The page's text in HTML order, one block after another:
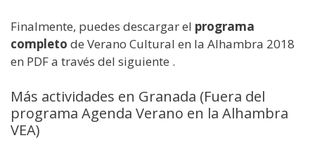
Finalmente, puedes descargar el programa
completo de Verano Cultural en la Alhambra 2018
en PDF a través del siguiente .
Más actividades en Granada (Fuera del
programa Agenda Verano en la Alhambra
VEA)